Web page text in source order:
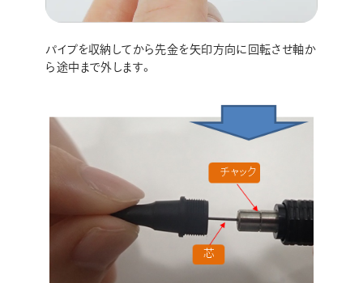
パイプを収納してから先金を矢印方向に回転させ軸か
ら途中まで外します。